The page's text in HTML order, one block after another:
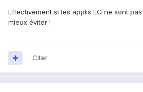
Effectivement si les applis LG ne sont
mieux éviter !
Citer